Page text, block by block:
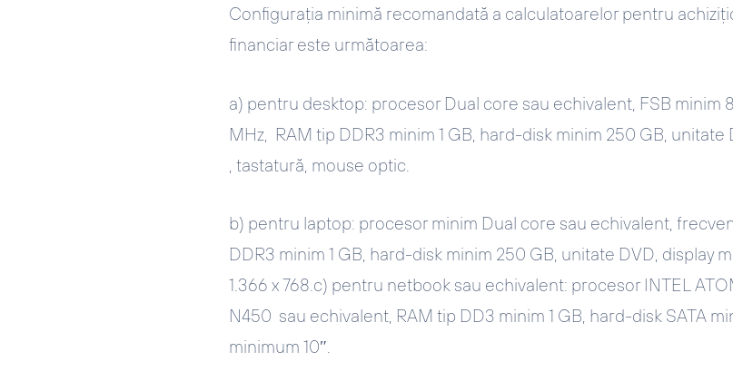
Configurația minimă recomandată a calculatoarelor pentru
financiar este următoarea:
a) pentru desktop: procesor Dual core sau echivalent, FSB
MHz, RAM tip DDR3 minim 1 GB, hard-disk minim 250 GB, unitate
, tastatură, mouse optic.
b) pentru laptop: procesor minim Dual core sau echivalent,
DDR3 minim 1 GB, hard-disk minim 250 GB, unitate DVD, display
1.366 x 768.c) pentru netbook sau echivalent: procesor INTEL
N450 sau echivalent, RAM tip DD3 minim 1 GB, hard-disk SATA
minimum 10″.